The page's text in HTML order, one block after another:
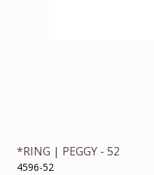
*RING | PEGGY - 52
4596-52